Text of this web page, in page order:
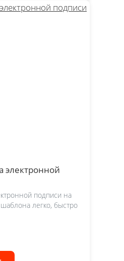
электронной
подписи на
легко, быстро